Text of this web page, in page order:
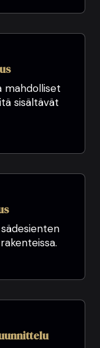
mahdolliset
sisältävät